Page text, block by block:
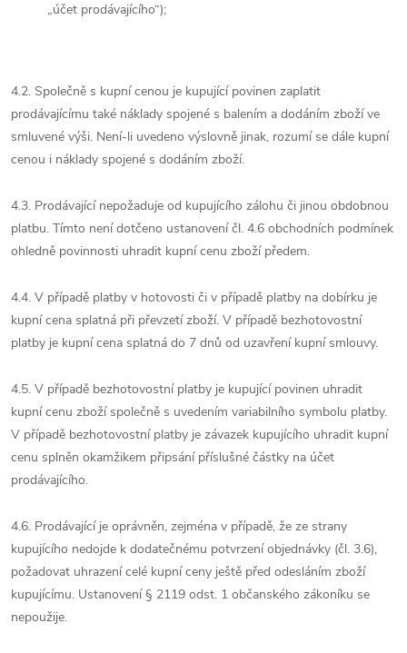
„účet prodávajícího“);
4.2. Společně s kupní cenou je kupující povinen zaplatit
prodávajícímu také náklady spojené s balením a dodáním zboží ve
smluvené výši. Není-li uvedeno výslovně jinak, rozumí se dále kupní
cenou i náklady spojené s dodáním zboží.
4.3. Prodávající nepožaduje od kupujícího zálohu či jinou obdobnou
platbu. Tímto není dotčeno ustanovení čl. 4.6 obchodních podmínek
ohledně povinnosti uhradit kupní cenu zboží předem.
4.4. V případě platby v hotovosti či v případě platby na dobírku je
kupní cena splatná při převzetí zboží. V případě bezhotovostní
platby je kupní cena splatná do 7 dnů od uzavření kupní smlouvy.
4.5. V případě bezhotovostní platby je kupující povinen uhradit
kupní cenu zboží společně s uvedením variabilního symbolu platby.
V případě bezhotovostní platby je závazek kupujícího uhradit kupní
cenu splněn okamžikem připsání příslušné částky na účet
prodávajícího.
4.6. Prodávající je oprávněn, zejména v případě, že ze strany
kupujícího nedojde k dodatečnému potvrzení objednávky (čl. 3.6),
požadovat uhrazení celé kupní ceny ještě před odesláním zboží
kupujícímu. Ustanovení § 2119 odst. 1 občanského zákoníku se
nepoužije.